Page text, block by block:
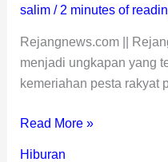
salim/ 2 minutes of
Rejangnews.com ||
menjadi ungkapan yang
kemeriahan pesta rakyat
Read More »
Hiburan